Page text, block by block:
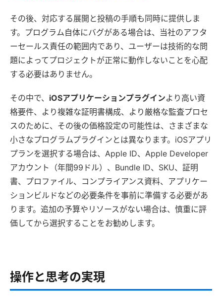
その後、対応する展開と投稿の手順も同時に提供しま
す。プログラム自体にバグがある場合は、当社のアフタ
ーセールス責任の範囲内であり、ユーザーは技術的な問
題によってプロジェクトが正常に動作しないことを心配
する必要はありません。
その中で、 iOSアプリケーションプラグインより高い資
格要件、より複雑な証明書構成、より厳格な監査プロセ
スのために、その後の価格設定の可能性は、さまざまな
小さなプログラムプラグインとは異なります。iOSアプリ
プランを選択する場合は、Apple ID、Apple Developer
アカウント（年間99ドル）、Bundle ID、SKU、証明
書、プロファイル、コンプライアンス資料、アプリケー
ションビルドなどの必要条件を事前に準備する必要があ
ります。追加の予算やリソースがない場合は、慎重に評
価してから選択することをお勧めします。
操作と思考の実現